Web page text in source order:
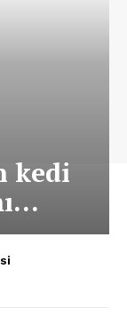
kedi